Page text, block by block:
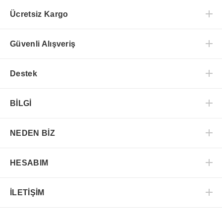
Ücretsiz Kargo
Güvenli Alışveriş
Destek
BİLGİ
NEDEN BİZ
HESABIM
İLETİŞİM